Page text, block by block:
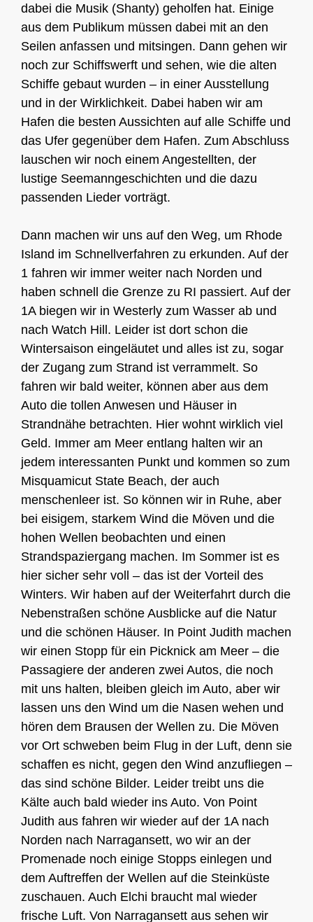
dabei die Musik (Shanty) geholfen hat. Einige
aus dem Publikum müssen dabei mit an den
Seilen anfassen und mitsingen. Dann gehen wir
noch zur Schiffswerft und sehen, wie die alten
Schiffe gebaut wurden – in einer Ausstellung
und in der Wirklichkeit. Dabei haben wir am
Hafen die besten Aussichten auf alle Schiffe und
das Ufer gegenüber dem Hafen. Zum Abschluss
lauschen wir noch einem Angestellten, der
lustige Seemanngeschichten und die dazu
passenden Lieder vorträgt.
Dann machen wir uns auf den Weg, um Rhode
Island im Schnellverfahren zu erkunden. Auf der
1 fahren wir immer weiter nach Norden und
haben schnell die Grenze zu RI passiert. Auf der
1A biegen wir in Westerly zum Wasser ab und
nach Watch Hill. Leider ist dort schon die
Wintersaison eingeläutet und alles ist zu, sogar
der Zugang zum Strand ist verrammelt. So
fahren wir bald weiter, können aber aus dem
Auto die tollen Anwesen und Häuser in
Strandnähe betrachten. Hier wohnt wirklich viel
Geld. Immer am Meer entlang halten wir an
jedem interessanten Punkt und kommen so zum
Misquamicut State Beach, der auch
menschenleer ist. So können wir in Ruhe, aber
bei eisigem, starkem Wind die Möven und die
hohen Wellen beobachten und einen
Strandspaziergang machen. Im Sommer ist es
hier sicher sehr voll – das ist der Vorteil des
Winters. Wir haben auf der Weiterfahrt durch die
Nebenstraßen schöne Ausblicke auf die Natur
und die schönen Häuser. In Point Judith machen
wir einen Stopp für ein Picknick am Meer – die
Passagiere der anderen zwei Autos, die noch
mit uns halten, bleiben gleich im Auto, aber wir
lassen uns den Wind um die Nasen wehen und
hören dem Brausen der Wellen zu. Die Möven
vor Ort schweben beim Flug in der Luft, denn sie
schaffen es nicht, gegen den Wind anzufliegen –
das sind schöne Bilder. Leider treibt uns die
Kälte auch bald wieder ins Auto. Von Point
Judith aus fahren wir wieder auf der 1A nach
Norden nach Narragansett, wo wir an der
Promenade noch einige Stopps einlegen und
dem Auftreffen der Wellen auf die Steinküste
zuschauen. Auch Elchi braucht mal wieder
frische Luft. Von Narragansett aus sehen wir